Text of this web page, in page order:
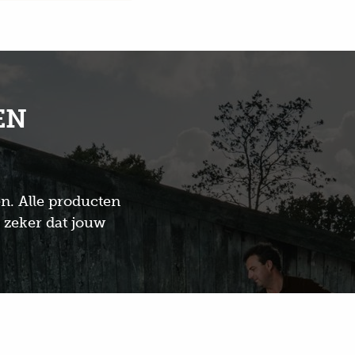
Alle producten
dat jouw